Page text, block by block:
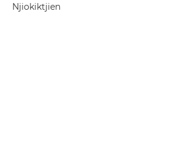
Njiokiktjien